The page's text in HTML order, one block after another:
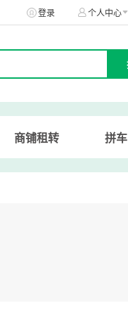
登录 个人中心
商铺租转 拼车